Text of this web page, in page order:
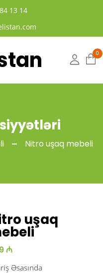
13 14
0
Nitro uşaq mebeli
uşaq
₼
Əsasında